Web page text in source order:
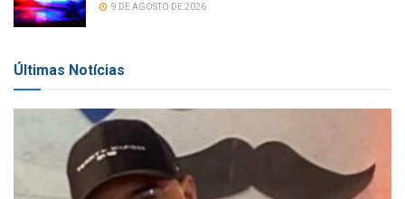
9 DE AGOSTO DE 2026
Últimas Notícias